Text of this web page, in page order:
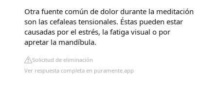
Otra fuente común de dolor durante la meditación
son las cefaleas tensionales. Éstas pueden estar
causadas por el estrés, la fatiga visual o por
apretar la mandíbula.
Solicitud de eliminación
Ver respuesta completa en puramente.app